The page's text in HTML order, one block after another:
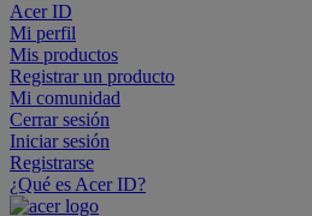
Acer ID
Mi perfil
Mis productos
Registrar un producto
Mi comunidad
Cerrar sesión
Iniciar sesión
Registrarse
¿Qué es Acer ID?